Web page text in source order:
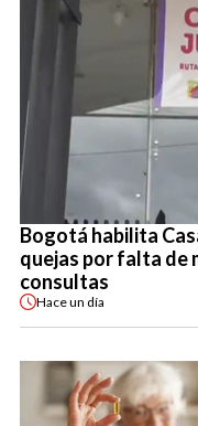
Bogotá habilita
quejas por falta de
consultas
Haceun día